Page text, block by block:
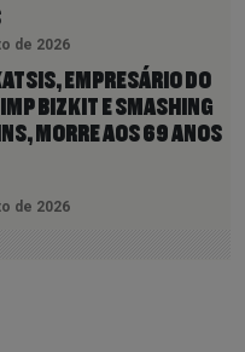
de 2026
EMPRESÁRIO DO
BIZKIT E SMASHING
MORRE AOS 69 ANOS
de 2026